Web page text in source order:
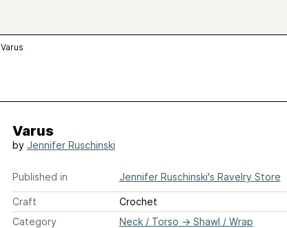
Varus
Varus
by Jennifer Ruschinski
Published in Jennifer Ruschinski's Ravelry Store
Craft
Crochet
Category
Neck / Torso → Shawl / Wrap